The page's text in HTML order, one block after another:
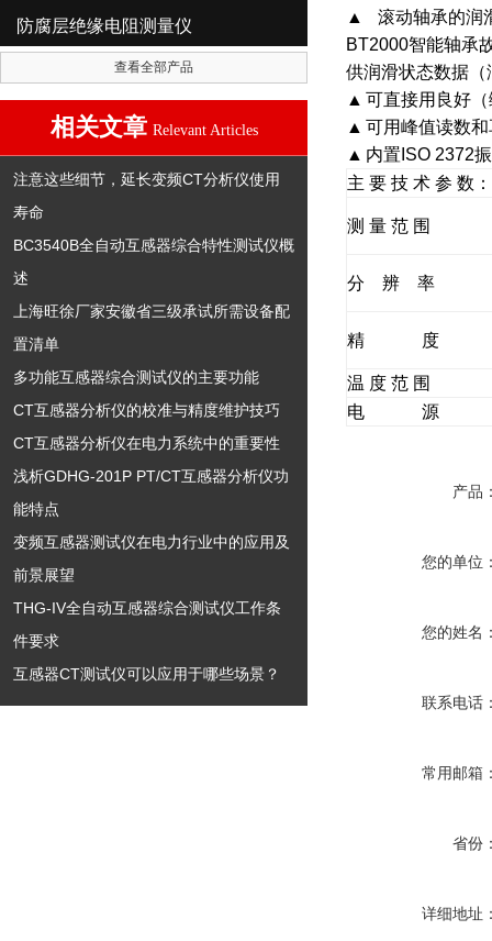
防腐层绝缘电阻测量仪
查看全部产品
相关文章 Relevant Articles
注意这些细节，延长变频CT分析仪使用
寿命
BC3540B全自动互感器综合特性测试仪概
述
上海旺徐厂家安徽省三级承试所需设备配
置清单
多功能互感器综合测试仪的主要功能
CT互感器分析仪的校准与精度维护技巧
CT互感器分析仪在电力系统中的重要性
浅析GDHG-201P PT/CT互感器分析仪功
能特点
变频互感器测试仪在电力行业中的应用及
前景展望
THG-IV全自动互感器综合测试仪工作条
件要求
互感器CT测试仪可以应用于哪些场景？
▲
滚动轴承的润
BT2000智能轴承
供润滑状态数据
▲ 可直接用良好
▲ 可用峰值读数
▲ 内置ISO 2372
主 要 技 术 参 数：
测 量 范 围
分 辨 率
精 度
温 度 范 围
电 源
产品
您的单位
您的姓名
联系电话
常用邮箱
省份
详细地址